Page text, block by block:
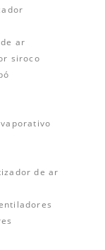
ar
siroco
de ar